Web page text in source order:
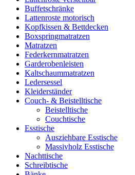
Buffetschränke
Lattenroste motorisch
Kopfkissen & Bettdecken
Boxspringmatratzen
Matratzen
Federkernmatratzen
Garderobenleisten
Kaltschaummatratzen
Ledersessel
Kleiderständer
Couch- & Beistelltische
Beistelltische
Couchtische
Esstische
Ausziehbare Esstische
Massivholz Esstische
Nachttische
Schreibtische